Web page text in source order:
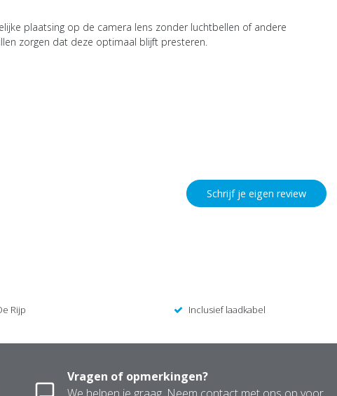
plaatsing op de camera lens zonder luchtbellen of andere
zorgen dat deze optimaal blijft presteren.
Schrijf je eigen review
Rijp Inclusief laadkabel
Vragen of opmerkingen?
We helpen je graag. Neem contact met ons op voor